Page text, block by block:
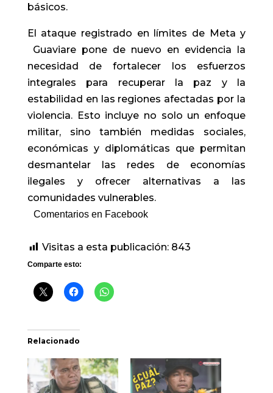
básicos.
El ataque registrado en límites de Meta y
Guaviare pone de nuevo en evidencia la
necesidad de fortalecer los esfuerzos
integrales para recuperar la paz y la
estabilidad en las regiones afectadas por la
violencia. Esto incluye no solo un enfoque
militar, sino también medidas sociales,
económicas y diplomáticas que permitan
desmantelar las redes de economías
ilegales y ofrecer alternativas a las
comunidades vulnerables.
Comentarios en Facebook
Visitas a esta publicación: 843
Comparte esto:
Relacionado